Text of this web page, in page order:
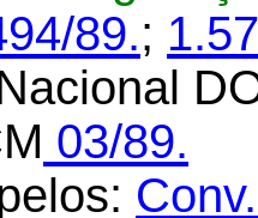
89.;
03/89.